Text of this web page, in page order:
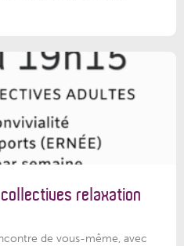
relaxation
de vous-même, avec